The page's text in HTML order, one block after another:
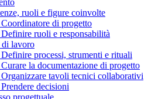
ruoli e figure coinvolte
di progetto
ruoli e responsabilità
lavoro
processi, strumenti e rituali
la documentazione di progetto
tavoli tecnici collaborativi
decisioni
progettuale